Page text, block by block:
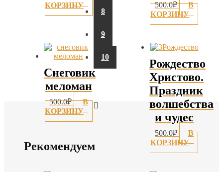
КОРЗИНУ
500.0₽
В
КОРЗИНУ
Снеговик
меломан
500.0₽
В
КОРЗИНУ
Рождество
Христово.
Праздник
волшебства
и чудес
500.0₽
В
КОРЗИНУ
8
9
10
Рекомендуем